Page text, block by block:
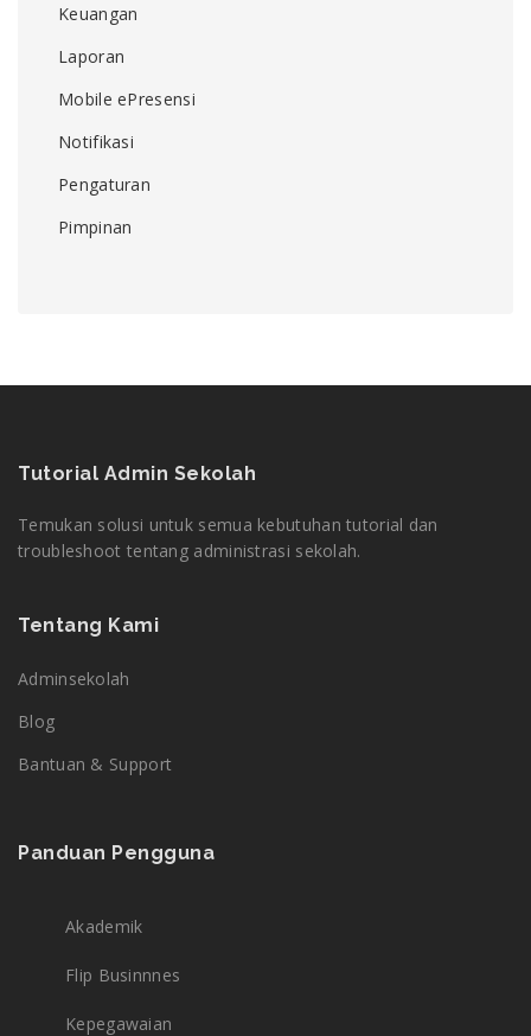
Keuangan
Laporan
Mobile ePresensi
Notifikasi
Pengaturan
Pimpinan
Tutorial Admin Sekolah
Temukan solusi untuk semua kebutuhan tutorial dan
troubleshoot tentang administrasi sekolah.
Tentang Kami
Adminsekolah
Blog
Bantuan & Support
Panduan Pengguna
Akademik
Flip Businnnes
Kepegawaian